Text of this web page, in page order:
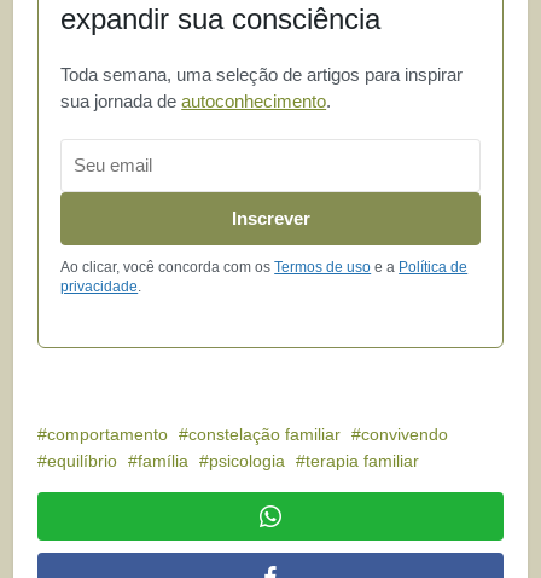
expandir sua consciência
Toda semana, uma seleção de artigos para inspirar
sua jornada deautoconhecimento.
Inscrever
Ao clicar, você concorda com osTermos de uso e a Política de
privacidade
comportamento constelação familiar
convivendo
equilíbrio
família psicologia terapia familiar